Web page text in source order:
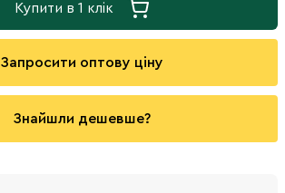
Купити в 1 клік
Запросити оптову ціну
Знайшли дешевше?